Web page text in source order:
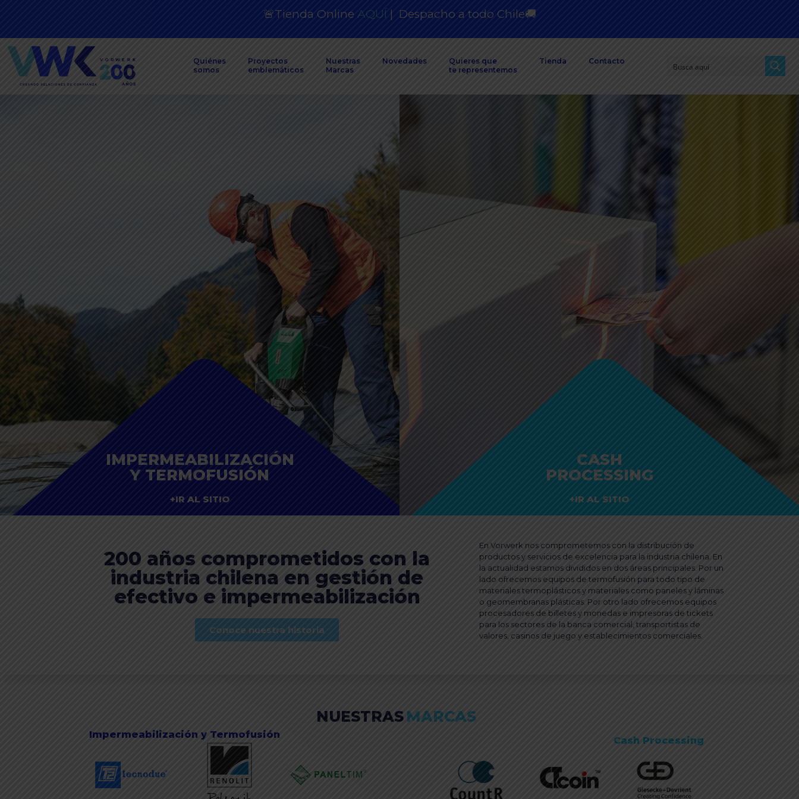
🚨Tienda Online AQUÍ | Despacho a todo Chile🚚
Quiénes
somos
Proyectos
emblemáticos
Nuestras
Marcas
Novedades
Quieres que
te representemos
Tienda Contacto
IMPERMEABILIZACIÓN
Y TERMOFUSIÓN
+IR AL SITIO
CASH
PROCESSING
+IR AL SITIO
200 años comprometidos con la
industria chilena en gestión de
efectivo e impermeabilización
Conoce nuestra historia
En Vorwerk nos comprometemos con la distribución de
productos y servicios de excelencia para la industria chilena. En
la actualidad estamos divididos en dos áreas principales. Por un
lado ofrecemos equipos de termofusión para todo tipo de
materiales termoplásticos y materiales como panelesy láminas
o geomembranas plásticas. Por otro lado ofrecemos equipos
procesadores de billetes y monedas e impresoras de tickets
para los sectores de la banca comercial, transportistas de
valores, casinos de juego y establecimientos comerciales.
NUESTRAS MARCAS
Impermeabilización y Termofusión
Cash Processing